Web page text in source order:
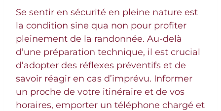
Se sentir en sécurité en pleine nature est
la condition sine qua non pour profiter
pleinement de la randonnée. Au-delà
d’une préparation technique, il est crucial
d’adopter des réflexes préventifs et de
savoir réagir en cas d’imprévu. Informer
un proche de votre itinéraire et de vos
horaires, emporter un téléphone chargé et